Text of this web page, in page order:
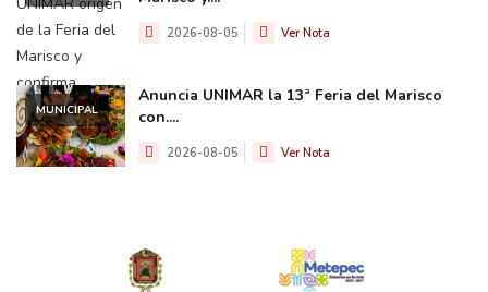
2026-08-05 Ver Nota
MUNICIPAL
Anuncia UNIMAR la 13ª Feria del Marisco
con....
2026-08-05 Ver Nota